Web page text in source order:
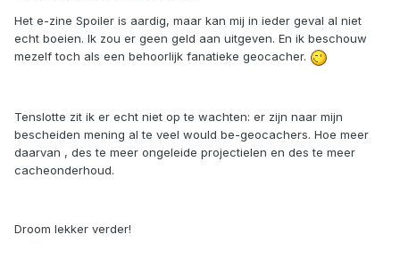
Het e-zine Spoiler is aardig, maar kan mij in ieder geval al niet
echt boeien. Ik zou er geen geld aan uitgeven. En ik beschouw
mezelf toch als een behoorlijk fanatieke geocacher.
Tenslotte zit ik er echt niet op te wachten: er zijn naar mijn
bescheiden mening al te veel would be-geocachers. Hoe meer
daarvan , des te meer ongeleide projectielen en des te meer
cacheonderhoud.
Droom lekker verder!